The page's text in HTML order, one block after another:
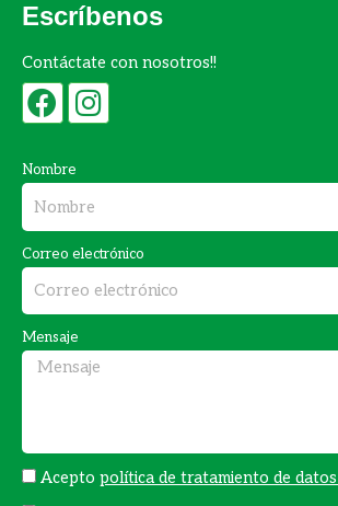
Escríbenos
Contáctate con nosotros!!
F
c
e
b
o
o
k
I
s
t
a
g
r
a
m
Nombre
Correo electrónico
Mensaje
Acepto política de tratamiento de